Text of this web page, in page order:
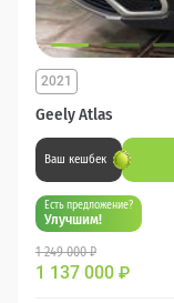
Geely Atlas
2021
Ваш кешбек
Есть предложение?
Улучшим!
1 249 000 ₽
1 137 000 ₽